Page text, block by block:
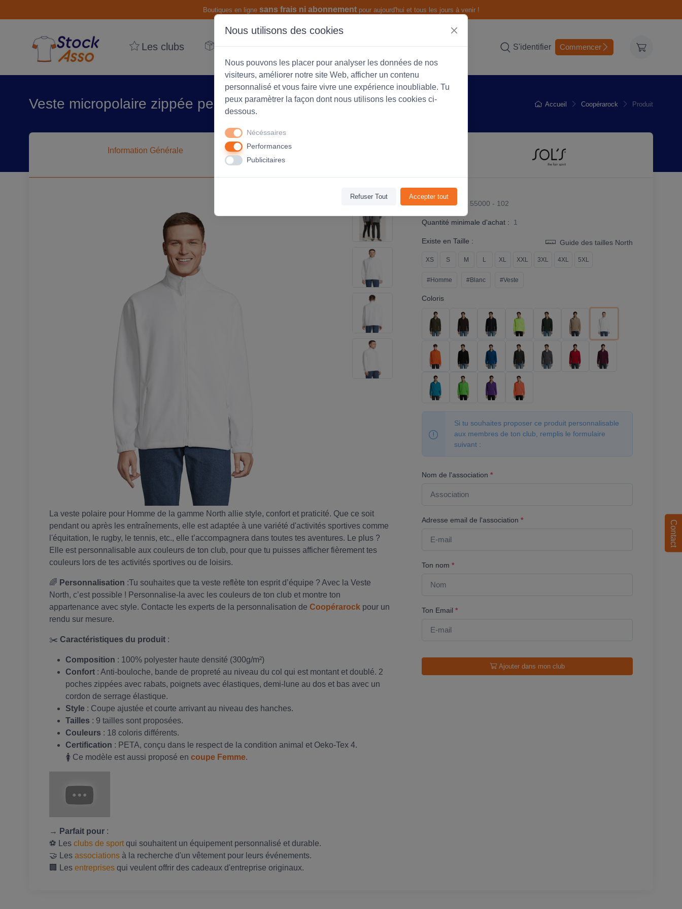
Boutiques en ligne sans frais ni abonnementpour aujourd'hui et tous les jours à venir !
S'identifier Commencer
Les clubs Les produits Les fonctionnalités
Accueil Coopérarock Produit
Veste micropolaire zippée personnalisable Homme North - Blanc
Information Générale
La veste polaire pour Homme de la gamme North allie style, confort et praticité. Que ce soit
pendant ou après les entraînements, elle est adaptée à une variété d'activités sportives comme
l'équitation, le rugby, le tennis, etc., elle t’accompagnera dans toutes tes aventures. Le plus ?
Elle est personnalisable aux couleurs de ton club, pour que tu puisses afficher fièrement tes
couleurs lors de tes activités sportives ou de loisirs.
🌈 Personnalisation :Tu souhaites que ta veste reflète ton esprit d’équipe ? Avec la Veste
North, c’est possible ! Personnalise-la avec les couleurs de ton club et montre ton
appartenance avec style. Contacte les experts de la personnalisation de Coopérarock pour un
rendu sur mesure.
✂️ Caractéristiques du produit :
Composition : 100% polyester haute densité (300g/m²)
Confort : Anti-bouloche, bande de propreté au niveau du col qui est montant et doublé. 2
poches zippées avec rabats, poignets avec élastiques, demi-lune au dos et bas avec un
cordon de serrage élastique.
Style : Coupe ajustée et courte arrivant au niveau des hanches.
Tailles : 9 tailles sont proposées.
Couleurs : 18 coloris différents.
Certification : PETA, conçu dans le respect de la condition animal et Oeko-Tex 4.
🚺 Ce modèle est aussi proposé en coupe Femme.
→ Parfait pour :
⚽ Les clubs de sportqui souhaitent un équipement personnalisé et durable.
🤝 Les associations à la recherche d'un vêtement pour leurs événements.
🏢 Les entreprises qui veulent offrir des cadeaux d'entreprise originaux.
Code Produit : 55000 - 102
Quantité minimale d'achat : 1
Existe en Taille : Guide des tailles North
XS S M L XL XXL 3XL 4XL 5XL
#Homme #Blanc #Veste
Coloris
Si tu souhaites proposer ce produit personnalisable
aux membres de ton club, remplis le formulaire
suivant :
Nom de l'association *
Adresse email de l'association *
Ton nom *
Ton Email *
Ajouter dans mon club
Contact
Nous utilisons des cookies
Nous pouvons les placer pour analyser les données de nos
visiteurs, améliorer notre site Web, afficher un contenu
personnalisé et vous faire vivre une expérience inoubliable. Tu
peux paramètrer la façon dont nous utilisons les cookies ci-
dessous.
Nécéssaires
Performances
Publicitaires
Refuser Tout Accepter tout